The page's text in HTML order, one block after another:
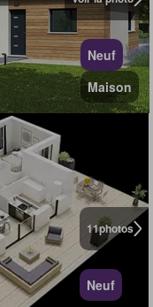
Neuf
Maison
11photos
Neuf